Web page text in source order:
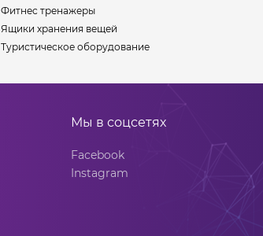
Фитнес тренажеры
Ящики хранения вещей
Туристическое оборудование
Мы в соцсетях
Facebook
Instagram